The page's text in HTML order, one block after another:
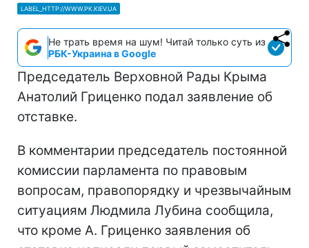
LABEL_HTTP://WWW.PK.KIEV.UA
Не трать время на шум! Читай только суть из
РБК-Украина в Google
Председатель Верховной Рады Крыма
Анатолий Гриценко подал заявление об
отставке.
В комментарии председатель постоянной
комиссии парламента по правовым
вопросам, правопорядку и чрезвычайным
ситуациям Людмила Лубина сообщила,
что кроме А. Гриценко заявления об